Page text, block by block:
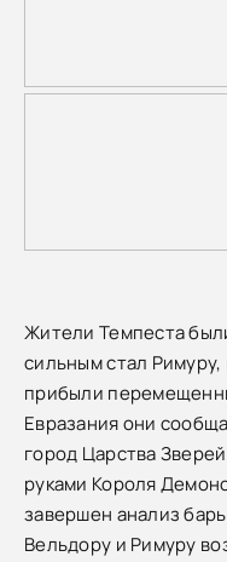
Жители Темпеста
сильным стал Римуру,
прибыли
Евразания они
город Царства
руками Короля
завершен анализ
Вельдору и Римуру